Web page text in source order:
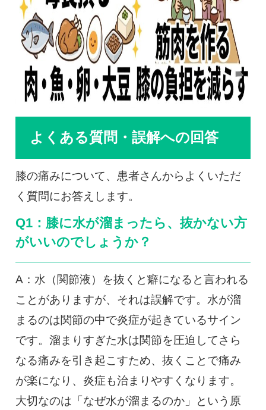
よくある質問・誤解への回答
膝の痛みについて、患者さんからよくいただ
く質問にお答えします。
Q1：膝に水が溜まったら、抜かない方
がいいのでしょうか？
A：水（関節液）を抜くと癖になると言われる
ことがありますが、それは誤解です。水が溜
まるのは関節の中で炎症が起きているサイン
です。溜まりすぎた水は関節を圧迫してさら
なる痛みを引き起こすため、抜くことで痛み
が楽になり、炎症も治まりやすくなります。
大切なのは「なぜ水が溜まるのか」という原